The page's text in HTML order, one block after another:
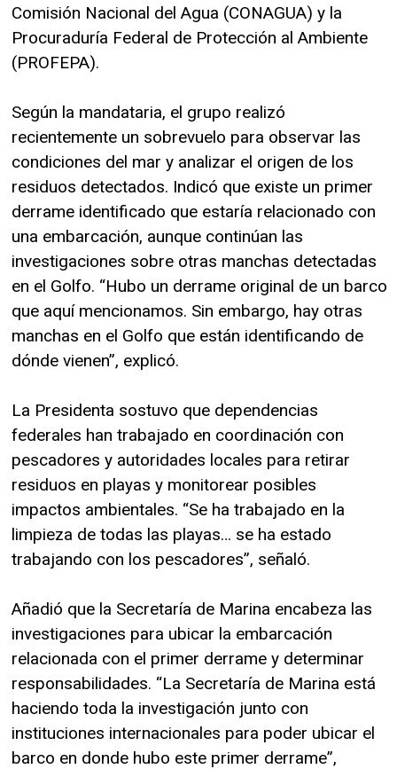
Comisión Nacional del Agua (CONAGUA) y la
Procuraduría Federal de Protección al Ambiente
(PROFEPA).
Según la mandataria, el grupo realizó
recientemente un sobrevuelo para observar las
condiciones del mar y analizar el origen de los
residuos detectados. Indicó que existe un primer
derrame identificado que estaría relacionado con
una embarcación, aunque continúan las
investigaciones sobre otras manchas detectadas
en el Golfo. “Hubo un derrame original de un barco
que aquí mencionamos. Sin embargo, hay otras
manchas en el Golfo que están identificando de
dónde vienen”, explicó.
La Presidenta sostuvo que dependencias
federales han trabajado en coordinación con
pescadores y autoridades locales para retirar
residuos en playas y monitorear posibles
impactos ambientales. “Se ha trabajado en la
limpieza de todas las playas… se ha estado
trabajando con los pescadores”, señaló.
Añadió que la Secretaría de Marina encabeza las
investigaciones para ubicar la embarcación
relacionada con el primer derrame y determinar
responsabilidades. “La Secretaría de Marina está
haciendo toda la investigación junto con
instituciones internacionales para poder ubicar el
barco en donde hubo este primer derrame”,